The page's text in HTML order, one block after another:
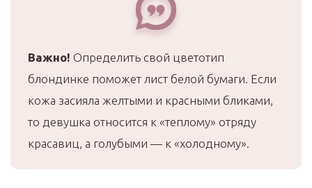
Важно! Определить свой цветотип
блондинке поможет лист белой бумаги. Если
кожа засияла желтыми и красными бликами,
то девушка относится к «теплому» отряду
красавиц, а голубыми — к «холодному».